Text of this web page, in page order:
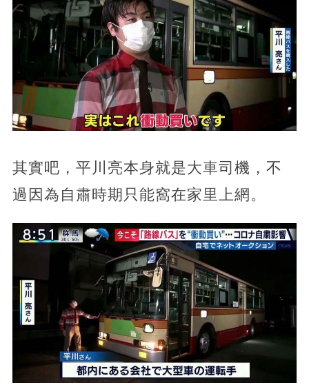
其實吧，平川亮本身就是大車司機，不
過因為自肅時期只能窩在家里上網。